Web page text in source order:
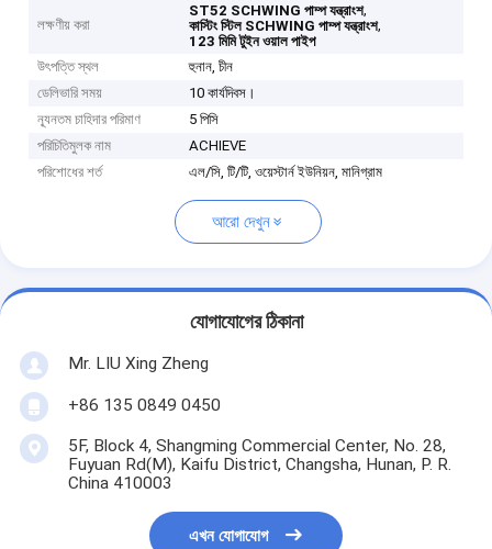
লক্ষণীয় করা
ST52 SCHWING পাম্প যন্ত্রাংশ,
কাস্টিং স্টিল SCHWING পাম্প যন্ত্রাংশ,
123 মিমি টুইন ওয়াল পাইপ
উৎপত্তি স্থল
হুনান, চীন
ডেলিভারি সময়
10 কার্যদিবস।
ন্যূনতম চাহিদার পরিমাণ
5 পিসি
পরিচিতিমুলক নাম
ACHIEVE
পরিশোধের শর্ত
এল/সি, টি/টি, ওয়েস্টার্ন ইউনিয়ন, মানিগ্রাম
আরো দেখুন
যোগাযোগের ঠিকানা
Mr. LIU Xing Zheng
+86 135 0849 0450
5F, Block 4, Shangming Commercial Center, No. 28,
Fuyuan Rd(M), Kaifu District, Changsha, Hunan, P. R.
China 410003
এখন যোগাযোগ